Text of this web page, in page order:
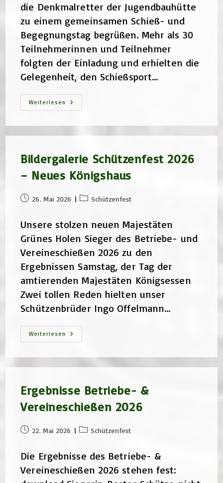
die Denkmalretter der Jugendbauhütte
zu einem gemeinsamen Schieß- und
Begegnungstag begrüßen. Mehr als 30
Teilnehmerinnen und Teilnehmer
folgten der Einladung und erhielten die
Gelegenheit, den Schießsport…
Weiterlesen
Denkmalretter
Der
Bei
Bildergalerie Schützenfest 2026
– Neues Königshaus
Beitrag26. Mai 2026
Beitrags-
Schützenfest
Unsere stolzen neuen Majestäten
Grünes Holen Sieger des Betriebe- und
Vereineschießen 2026 zu den
Ergebnissen Samstag, der Tag der
amtierenden Majestäten Königsessen
Zwei tollen Reden hielten unser
Schützenbrüder Ingo Offelmann…
Weiterlesen
Bildergalerie
Schützenfest
Königshaus
Ergebnisse Betriebe- &
Vereineschießen 2026
Beitrag22. Mai 2026
Beitrags-
Schützenfest
Die Ergebnisse des Betriebe- &
Vereineschießen 2026 stehen fest: